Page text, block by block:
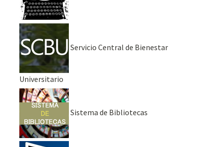
Servicio Central de Bienestar
Universitario
Sistema de Bibliotecas